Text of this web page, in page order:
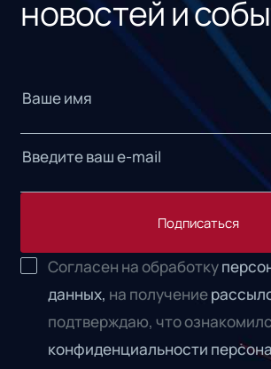
новостей и
Подписаться
Согласен на обработку
данных, на получение
подтверждаю, что
конфиденциальности